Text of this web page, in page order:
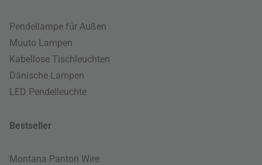
Pendellampe für Außen
Muuto Lampen
Kabellose Tischleuchten
Dänische Lampen
LED Pendelleuchte
Bestseller
Montana Panton Wire